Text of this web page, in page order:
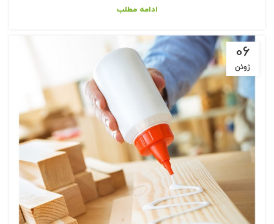
ادامه مطلب
06
ژوئن